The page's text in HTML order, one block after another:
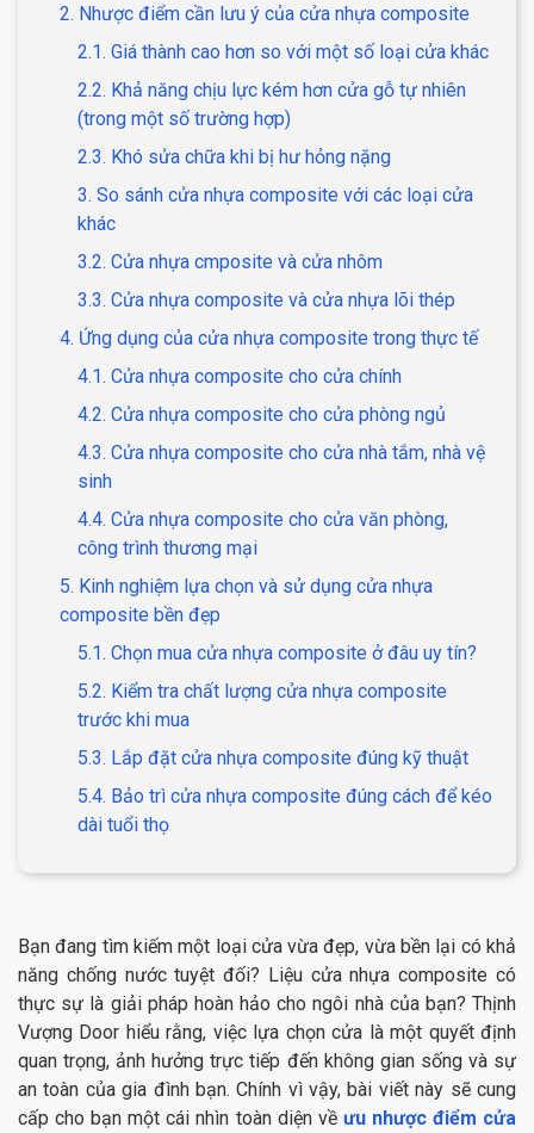
2. Nhược điểm cần lưu ý của cửa nhựa composite
2.1. Giá thành cao hơn so với một số loại cửa khác
2.2. Khả năng chịu lực kém hơn cửa gỗ tự nhiên
(trong một số trường hợp)
2.3. Khó sửa chữa khi bị hư hỏng nặng
3. So sánh cửa nhựa composite với các loại cửa
khác
3.2. Cửa nhựa cmposite và cửa nhôm
3.3. Cửa nhựa composite và cửa nhựa lõi thép
4. Ứng dụng của cửa nhựa composite trong thực tế
4.1. Cửa nhựa composite cho cửa chính
4.2. Cửa nhựa composite cho cửa phòng ngủ
4.3. Cửa nhựa composite cho cửa nhà tắm, nhà vệ
sinh
4.4. Cửa nhựa composite cho cửa văn phòng,
công trình thương mại
5. Kinh nghiệm lựa chọn và sử dụng cửa nhựa
composite bền đẹp
5.1. Chọn mua cửa nhựa composite ở đâu uy tín?
5.2. Kiểm tra chất lượng cửa nhựa composite
trước khi mua
5.3. Lắp đặt cửa nhựa composite đúng kỹ thuật
5.4. Bảo trì cửa nhựa composite đúng cách để kéo
dài tuổi thọ
Bạn đang tìm kiếm một loại cửa vừa đẹp, vừa bền lại có khả
năng chống nước tuyệt đối? Liệu cửa nhựa composite có
thực sự là giải pháp hoàn hảo cho ngôi nhà của bạn? Thịnh
Vượng Door hiểu rằng, việc lựa chọn cửa là một quyết định
quan trọng, ảnh hưởng trực tiếp đến không gian sống và sự
an toàn của gia đình bạn. Chính vì vậy, bài viết này sẽ cung
cấp cho bạn một cái nhìn toàn diện về ưu nhược điểm cửa